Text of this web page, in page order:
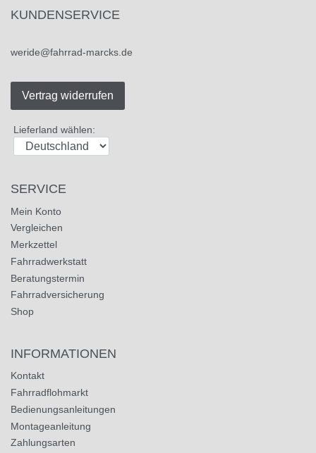
KUNDENSERVICE
weride@fahrrad-marcks.de
Vertrag widerrufen
Lieferland wählen:
SERVICE
Mein Konto
Vergleichen
Merkzettel
Fahrradwerkstatt
Beratungstermin
Fahrradversicherung
Shop
INFORMATIONEN
Kontakt
Fahrradflohmarkt
Bedienungsanleitungen
Montageanleitung
Zahlungsarten